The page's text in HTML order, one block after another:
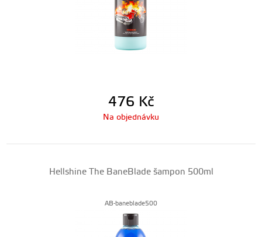
476 Kč
Na objednávku
Hellshine The BaneBlade šampon 500ml
AB-baneblade500